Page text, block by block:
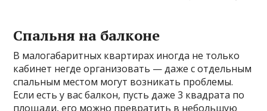
Спальня на балконе
В малогабаритных квартирах иногда не только
кабинет негде организовать — даже с отдельным
спальным местом могут возникать проблемы.
Если есть у вас балкон, пусть даже 3 квадрата по
площади, его можно превратить в небольшую